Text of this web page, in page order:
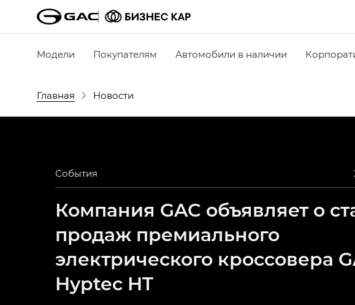
Модели Покупателям Автомобили в наличии
Главная Новости
События
Компания GAC объявляет о
продаж премиального
электрического кроссовера
Hyptec HT